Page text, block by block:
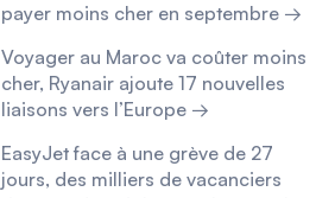
payer moins cher en septembre →
Voyager au Maroc va coûter moins
cher, Ryanair ajoute 17 nouvelles
liaisons vers l’Europe →
EasyJet face à une grève de 27
jours, des milliers de vacanciers